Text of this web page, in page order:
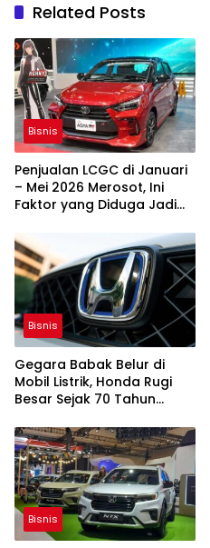
Related Posts
Bisnis
Penjualan LCGC di Januari
– Mei 2026 Merosot, Ini
Faktor yang Diduga Jadi
Bisnis
Gegara Babak Belur di
Mobil Listrik, Honda Rugi
Besar Sejak 70 Tahun
Bisnis